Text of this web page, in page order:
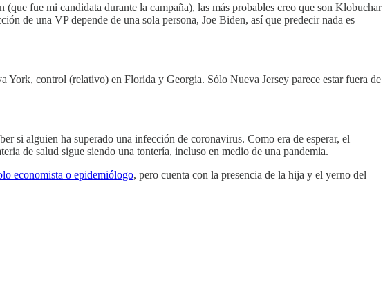
fue mi candidata durante la campaña), las más probables creo que son Klobuchar
de una VP depende de una sola persona, Joe Biden, así que predecir nada es
control (relativo) en Florida y Georgia. Sólo Nueva Jersey parece estar fuera de
si alguien ha superado una infección de coronavirus. Como era de esperar, el
de salud sigue siendo una tontería, incluso en medio de una pandemia.
economista o epidemiólogo, pero cuenta con la presencia de la hija y el yerno del